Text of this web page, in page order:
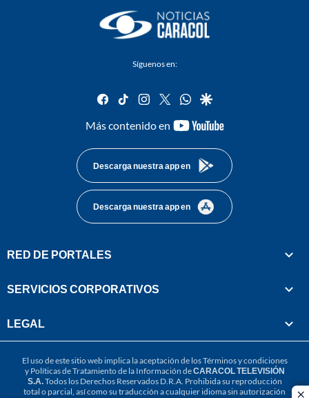
Síguenos en:
facebook
tiktok instagram
twitterwhatsapp
google
Más contenido en
youtube-
Descarga nuestra app en
Descarga nuestra app en
RED DE PORTALES
SERVICIOS CORPORATIVOS
LEGAL
El uso de este sitio web implica la aceptación de losTérminos y condiciones
y Políticas de Tratamiento de la Información deCARACOL TELEVISIÓN
S.A.Todos los Derechos Reservados D.R.A. Prohibida su reproducción
total o parcial, así como su traducción a cualquier idioma sin autorización